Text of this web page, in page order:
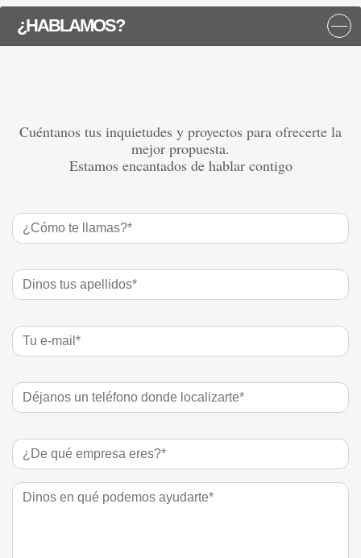
¿HABLAMOS?
Cuéntanos tus inquietudes y proyectos para ofrecerte la
mejor propuesta.
Estamos encantados de hablar contigo